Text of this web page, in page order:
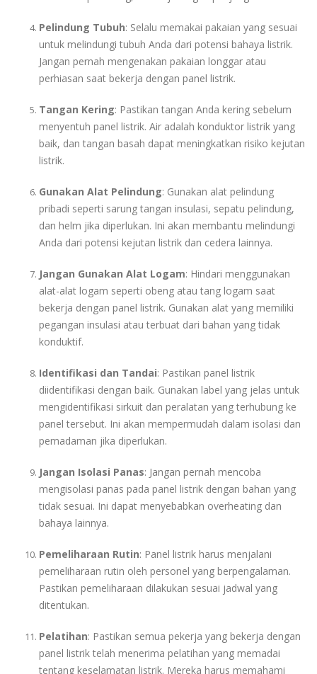
Pelindung Tubuh: Selalu memakai pakaian yang sesuai
untuk melindungi tubuh Anda dari potensi bahaya listrik.
Jangan pernah mengenakan pakaian longgar atau
perhiasan saat bekerja dengan panel listrik.
Tangan Kering: Pastikan tangan Anda kering sebelum
menyentuh panel listrik. Air adalah konduktor listrik yang
baik, dan tangan basah dapat meningkatkan risiko kejutan
listrik.
Gunakan Alat Pelindung: Gunakan alat pelindung
pribadi seperti sarung tangan insulasi, sepatu pelindung,
dan helm jika diperlukan. Ini akan membantu melindungi
Anda dari potensi kejutan listrik dan cedera lainnya.
Jangan Gunakan Alat Logam: Hindari menggunakan
alat-alat logam seperti obeng atau tang logam saat
bekerja dengan panel listrik. Gunakan alat yang memiliki
pegangan insulasi atau terbuat dari bahan yang tidak
konduktif.
Identifikasi dan Tandai: Pastikan panel listrik
diidentifikasi dengan baik. Gunakan label yang jelas untuk
mengidentifikasi sirkuit dan peralatan yang terhubung ke
panel tersebut. Ini akan mempermudah dalam isolasi dan
pemadaman jika diperlukan.
Jangan Isolasi Panas: Jangan pernah mencoba
mengisolasi panas pada panel listrik dengan bahan yang
tidak sesuai. Ini dapat menyebabkan overheating dan
bahaya lainnya.
Pemeliharaan Rutin: Panel listrik harus menjalani
pemeliharaan rutin oleh personel yang berpengalaman.
Pastikan pemeliharaan dilakukan sesuai jadwal yang
ditentukan.
Pelatihan: Pastikan semua pekerja yang bekerja dengan
panel listrik telah menerima pelatihan yang memadai
tentang keselamatan listrik. Mereka harus memahami